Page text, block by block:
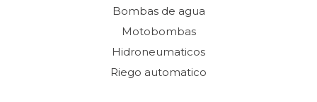
Bombas de agua
Motobombas
Hidroneumaticos
Riego automatico